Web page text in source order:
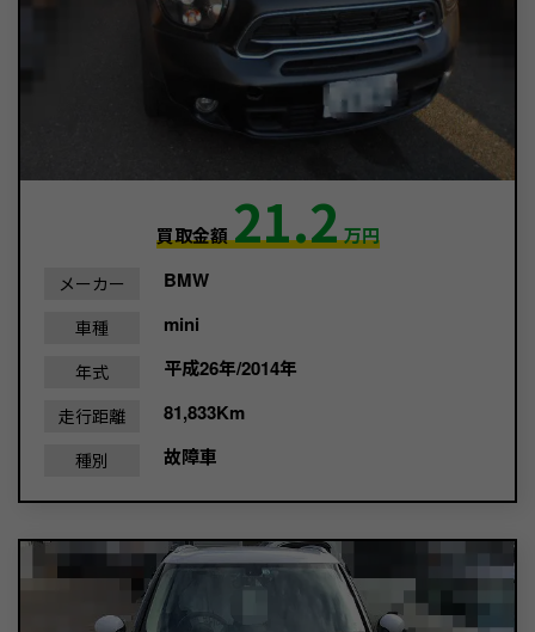
買取金額21.2万円
メーカー BMW
車種 mini
年式 平成26年/2014年
走行距離 81,833Km
種別 故障車